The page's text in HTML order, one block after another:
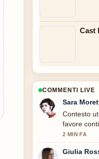
Cast
COMMENTI LIVE
Sara
Contesto
favore
2 MIN FA
Giulia